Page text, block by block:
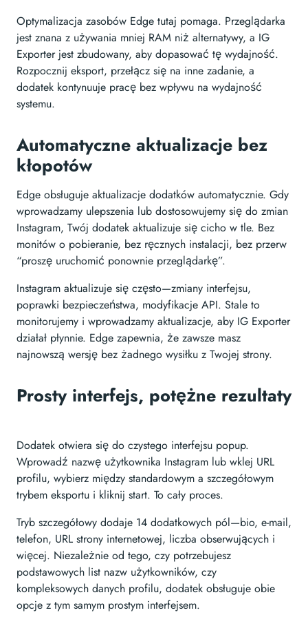
Optymalizacja zasobów Edge tutaj pomaga. Przeglądarka
jest znana z używania mniej RAM niż alternatywy, a IG
Exporter jest zbudowany, aby dopasować tę wydajność.
Rozpocznij eksport, przełącz się na inne zadanie, a
dodatek kontynuuje pracę bez wpływu na wydajność
systemu.
Automatyczne aktualizacje bez
kłopotów
Edge obsługuje aktualizacje dodatków automatycznie. Gdy
wprowadzamy ulepszenia lub dostosowujemy się do zmian
Instagram, Twój dodatek aktualizuje się cicho w tle. Bez
monitów o pobieranie, bez ręcznych instalacji, bez przerw
“proszę uruchomić ponownie przeglądarkę”.
Instagram aktualizuje się często—zmiany interfejsu,
poprawki bezpieczeństwa, modyfikacje API. Stale to
monitorujemy i wprowadzamy aktualizacje, aby IG Exporter
działał płynnie. Edge zapewnia, że zawsze masz
najnowszą wersję bez żadnego wysiłku z Twojej strony.
Prosty interfejs, potężne rezultaty
Dodatek otwiera się do czystego interfejsu popup.
Wprowadź nazwę użytkownika Instagram lub wklej URL
profilu, wybierz między standardowym a szczegółowym
trybem eksportu i kliknij start. To cały proces.
Tryb szczegółowy dodaje 14 dodatkowych pól—bio, e-mail,
telefon, URL strony internetowej, liczba obserwujących i
więcej. Niezależnie od tego, czy potrzebujesz
podstawowych list nazw użytkowników, czy
kompleksowych danych profilu, dodatek obsługuje obie
opcje z tym samym prostym interfejsem.